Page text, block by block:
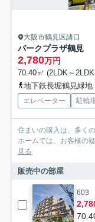
大阪市鶴見区諸口
パークプラザ鶴見
2,780万円
70.40㎡ (2LDK～
地下鉄長堀鶴見緑
エレベーター 駐輪
住まいの購入は、多く
ホームでは、お客様の
見る
販売中の部屋
603